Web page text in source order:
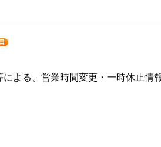
よる、営業時間変更・一時休止情